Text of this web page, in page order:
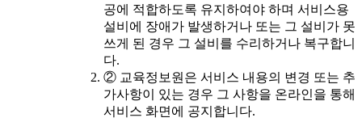
공에 적합하도록 유지하여야 하며 서비스용
설비에 장애가 발생하거나 또는 그 설비가 못
쓰게 된 경우 그 설비를 수리하거나 복구합니
다.
② 교육정보원은 서비스 내용의 변경 또는 추
가사항이 있는 경우 그 사항을 온라인을 통해
서비스 화면에 공지합니다.